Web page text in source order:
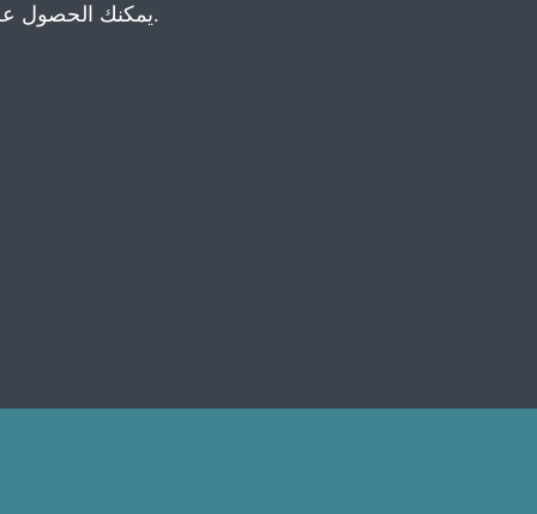
يمكنك الحصول على معلومات حول خدماتنا عن طريق الاتصال بممثلينا في الداخل والخارج مباشرة.